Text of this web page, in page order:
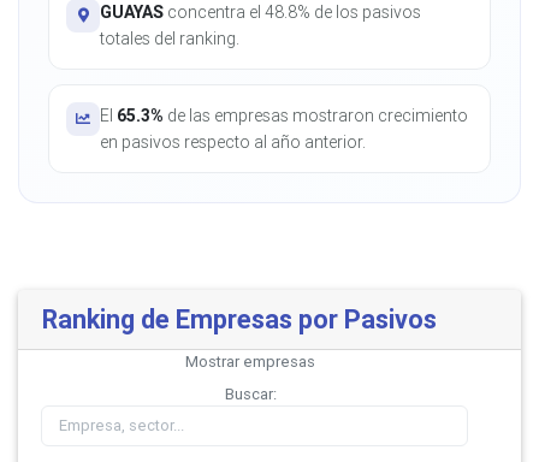
GUAYAS concentra el 48.8% de los pasivos
totales del ranking.
El 65.3% de las empresas mostraron crecimiento
en pasivos respecto al año anterior.
Ranking de Empresas por Pasivos
Mostrar empresas
Buscar: